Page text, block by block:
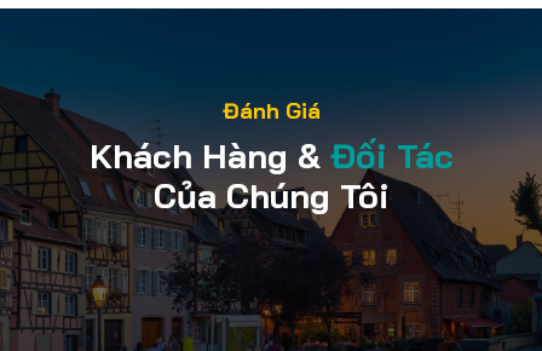
Đánh Giá
Khách Hàng & Đối Tác
Của Chúng Tôi